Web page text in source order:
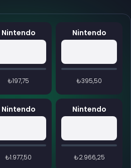
Nintendo
₺197,75
Nintendo
₺395,50
Nintendo
₺1.977,50
Nintendo
₺2.966,25